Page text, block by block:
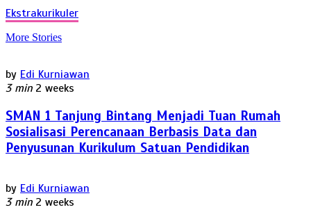
Ekstrakurikuler
More Stories
by Edi Kurniawan
3 min 2 weeks
SMAN 1 Tanjung Bintang Menjadi Tuan Rumah
Sosialisasi Perencanaan Berbasis Data dan
Penyusunan Kurikulum Satuan Pendidikan
by Edi Kurniawan
3 min 2 weeks